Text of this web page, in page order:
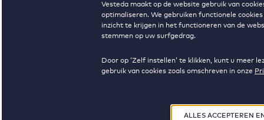
Vesteda maakt op de website gebruik van
optimaliseren. We gebruiken functionele
inzicht te krijgen in het functioneren van de
stemmen op uw surfgedrag.
Door op ‘Zelf instellen’ te klikken, kunt u meer
gebruik van cookies zoals omschreven in onze
ALLES ACCEPTEREN
Huren op maat